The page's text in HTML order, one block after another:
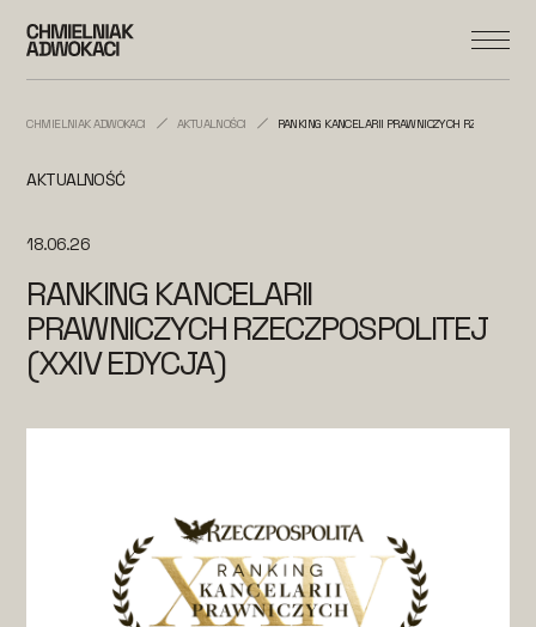
CHMIELNIAK ADWOKACI AKTUALNOŚCI RANKING KANCELARII PRAWNICZYCH
AKTUALNOŚĆ
18.06.26
RANKING KANCELARII
PRAWNICZYCH RZECZPOSPOLITEJ
(XXIV EDYCJA)